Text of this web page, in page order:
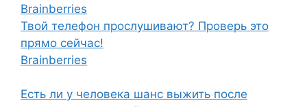
Brainberries
Твой телефон прослушивают? Проверь это
прямо сейчас!
Brainberries
Есть ли у человека шанс выжить после